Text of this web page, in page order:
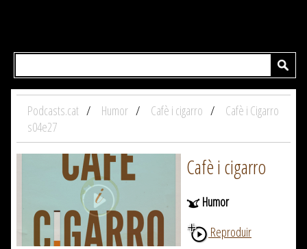
Podcasts.cat Humor Cafè i cigarro
Cafè i Cigarro
s04e27
Cafè i cigarro
Humor
Reproduir